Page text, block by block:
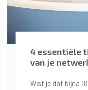
4 essentiële
van je
Wist je dat bijna